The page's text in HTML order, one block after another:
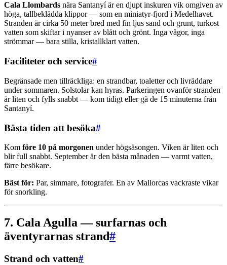
Cala Llombards nära Santanyí är en djupt inskuren vik omgiven av
höga, tallbeklädda klippor — som en miniatyr-fjord i Medelhavet.
Stranden är cirka 50 meter bred med fin ljus sand och grunt, turkost
vatten som skiftar i nyanser av blått och grönt. Inga vågor, inga
strömmar — bara stilla, kristallklart vatten.
Faciliteter och service#
Begränsade men tillräckliga: en strandbar, toaletter och livräddare
under sommaren. Solstolar kan hyras. Parkeringen ovanför stranden
är liten och fylls snabbt — kom tidigt eller gå de 15 minuterna från
Santanyí.
Bästa tiden att besöka#
Kom före 10 på morgonen under högsäsongen. Viken är liten och
blir full snabbt. September är den bästa månaden — varmt vatten,
färre besökare.
Bäst för: Par, simmare, fotografer. En av Mallorcas vackraste vikar
för snorkling.
7. Cala Agulla — surfarnas och
äventyrarnas strand#
Strand och vatten#